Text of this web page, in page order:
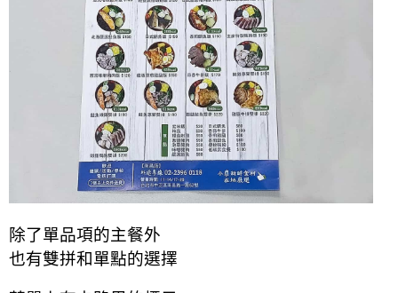
除了單品項的主餐外
也有雙拼和單點的選擇